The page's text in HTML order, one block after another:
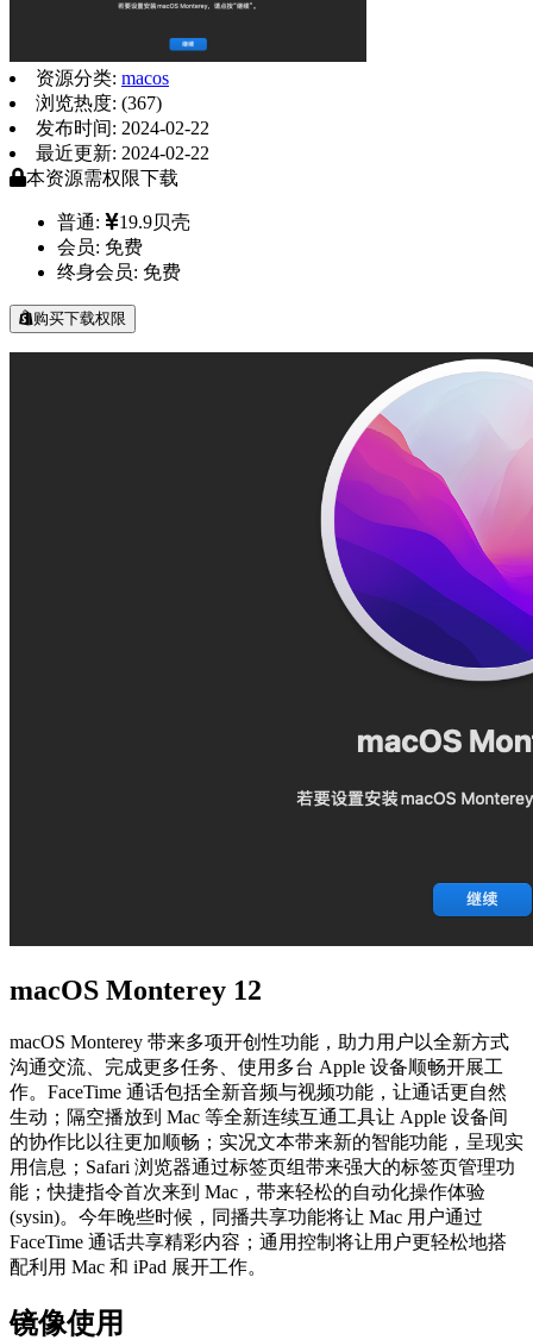
资源分类: macos
浏览热度: (367)
发布时间: 2024-02-22
最近更新: 2024-02-22
本资源需权限下载
普通:
19.9贝壳
会员: 免费
终身会员: 免费
购买下载权限
macOS Monterey 12
macOS Monterey 带来多项开创性功能，助力用户以全新方式
沟通交流、完成更多任务、使用多台 Apple 设备顺畅开展工
作。FaceTime 通话包括全新音频与视频功能，让通话更自然
生动；隔空播放到 Mac 等全新连续互通工具让 Apple 设备间
的协作比以往更加顺畅；实况文本带来新的智能功能，呈现实
用信息；Safari 浏览器通过标签页组带来强大的标签页管理功
能；快捷指令首次来到 Mac，带来轻松的自动化操作体验
(sysin)。今年晚些时候，同播共享功能将让 Mac 用户通过
FaceTime 通话共享精彩内容；通用控制将让用户更轻松地搭
配利用 Mac 和 iPad 展开工作。
镜像使用